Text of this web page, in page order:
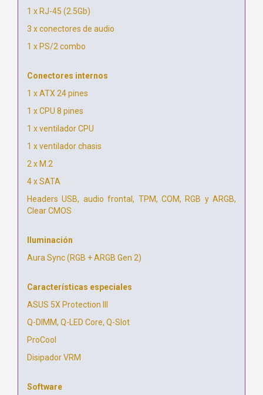
1 x RJ-45 (2.5Gb)
3 x conectores de audio
1 x PS/2 combo
Conectores internos
1 x ATX 24 pines
1 x CPU 8 pines
1 x ventilador CPU
1 x ventilador chasis
2 x M.2
4 x SATA
Headers USB, audio frontal, TPM, COM, RGB y ARGB,
Clear CMOS
Iluminación
Aura Sync (RGB + ARGB Gen 2)
Características especiales
ASUS 5X Protection III
Q-DIMM, Q-LED Core, Q-Slot
ProCool
Disipador VRM
Software